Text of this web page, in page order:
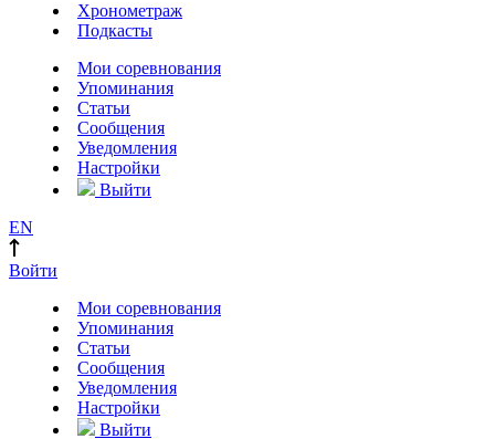
Хронометраж
Подкасты
Мои соревнования
Упоминания
Статьи
Сообщения
Уведомления
Настройки
Выйти
EN
Войти
Мои соревнования
Упоминания
Статьи
Сообщения
Уведомления
Настройки
Выйти